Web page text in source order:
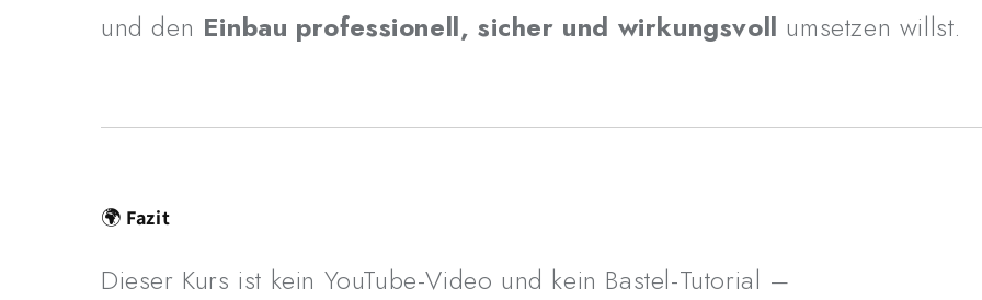
Dieser Kurs ist kein
weiter leiten:
und den Einbau professionell, sicher und wirkungsvoll umsetzen willst.
🌍 Fazit
Dieser Kurs ist kein YouTube-Video und kein Bastel-Tutorial –